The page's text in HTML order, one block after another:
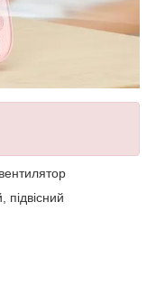
підвісний